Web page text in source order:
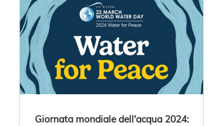
Giornata mondiale dell'acqua 2024: